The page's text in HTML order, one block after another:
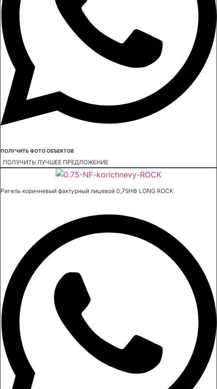
ПОЛУЧИТЬ ФОТО ОБЪЕКТОВ
ПОЛУЧИТЬ ЛУЧШЕЕ ПРЕДЛОЖЕНИЕ
Ригель коричневый фактурный лицевой 0,75НФ LONG ROCK